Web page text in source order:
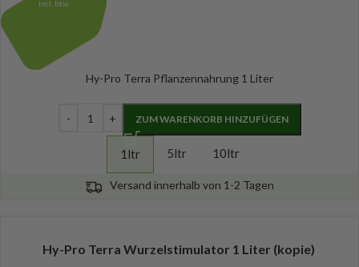
Incl. btw
Hy-Pro Terra Pflanzennahrung 1 Liter
ZUM WARENKORB HINZUFÜGEN
1ltr 5ltr 10ltr
Versand innerhalb von 1-2 Tagen
Hy-Pro Terra Wurzelstimulator 1 Liter (kopie)